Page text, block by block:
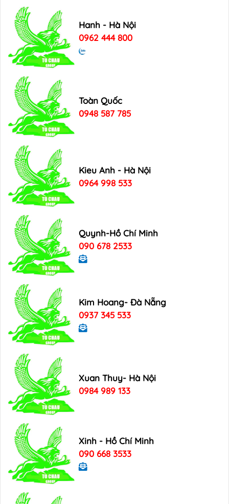
Hanh - Hà Nội
0962 444 800
Toàn Quốc
0948 587 785
Kieu Anh - Hà Nội
0964 998 533
Quynh-Hồ Chí Minh
090 678 2533
Kim Hoang- Đà Nẵng
0937 345 533
Xuan Thuy- Hà Nội
0984 989 133
Xinh - Hồ Chí Minh
090 668 3533